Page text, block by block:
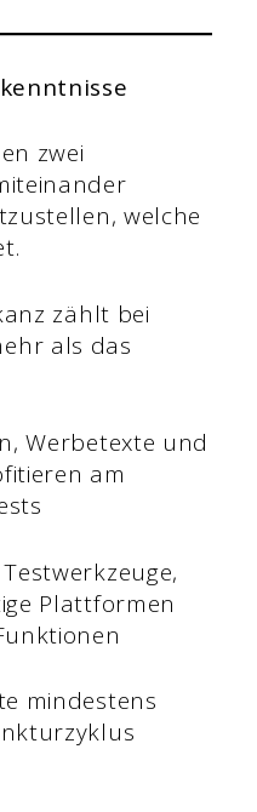
zwei
welche
zählt bei
als das
Werbetexte und
am
Plattformen
mindestens